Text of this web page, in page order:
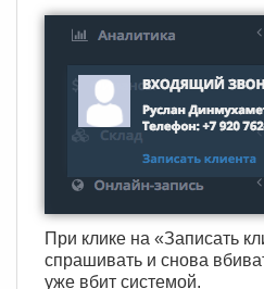
При клике на «Записать
спрашивать и снова
уже вбит системой.